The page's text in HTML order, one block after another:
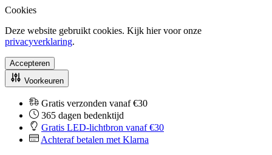
Cookies
Deze website gebruikt cookies. Kijk hier voor onze
privacyverklaring.
Accepteren
Voorkeuren
Gratis verzonden vanaf €30
365 dagen bedenktijd
Gratis LED-lichtbron vanaf €30
Achteraf betalen met Klarna